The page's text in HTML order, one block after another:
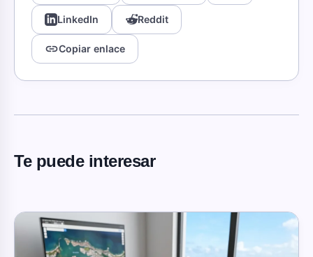
LinkedIn Reddit
linkCopiar enlace
Te puede interesar